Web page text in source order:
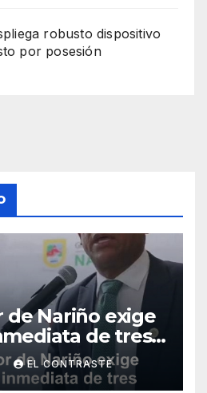
robusto dispositivo
por posesión
de Nariño exige
de tres
secuestrados
EL CONTRASTE